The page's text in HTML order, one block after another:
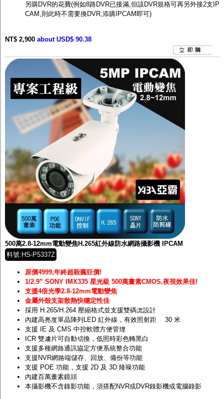
另購DVR的花費(例如8路DVR已接滿,但該DVR規格可再另外接2支IP
CAM,則此時不需要換DVR,添購IPCAM即可)
NT$ 2,900 about USD$ 90.38
500萬2.8-12mm電動變焦H.265紅外線防水網路攝影機 IPCAM
料號:HS-P5337Z
原價4999,年終超殺瘋狂價!
1/2.9” SONY IMX335 星光級 500萬畫素CMOS,夜視效果佳!
支援4倍光學2.8-12mm電動變焦
金屬外殼支架散熱快穩定性佳
採用 H.265/H.264 壓縮格式並支援雙碼流設計
內建高亮度單晶陣列LED 紅外線，有效照射距離 30 米
支援 IE 及 CMS 中控軟體方便管理
ICR 雙濾片可自動切換，低照時彩色轉黑白
支援多種網路通訊協定方便系統整合功能
支援NVR網路端儲存、回放、備份等功能
支援 POE 功能，支援 2D 及 3D 降噪功能
內建百萬畫素鏡頭
本攝影機不含錄影功能，須搭配NVR或DVR錄影機或電腦錄影